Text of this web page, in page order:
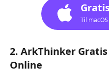
Til
2. ArkThinker
Online